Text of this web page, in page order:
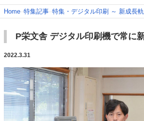
インデックス
TOP
カテゴリー一覧
新商品 新製品 ＡＩ・デジタル デジタル印刷
SDGs・地域
ポストプレス ビジネス イベン
Home–特集記事–特集・デジタル印刷 ～ 新成長軌
P栄文舎 デジタル印刷機で常に
2022.3.31